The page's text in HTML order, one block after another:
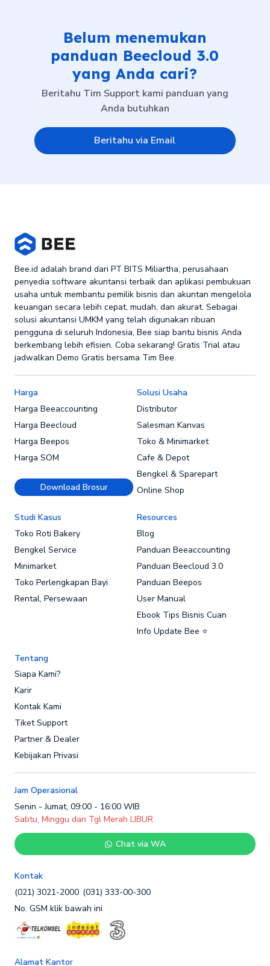
Belum menemukan
panduan Beecloud 3.0
yang Anda cari?
Beritahu Tim Support kami panduan yang
Anda butuhkan
Beritahu via Email
Bee.id adalah brand dari PT BITS Miliartha, perusahaan
penyedia software akuntansi terbaik dan aplikasi pembukuan
usaha untuk membantu pemilik bisnis dan akuntan mengelola
keuangan secara lebih cepat, mudah, dan akurat. Sebagai
solusi akuntansi UMKM yang telah digunakan ribuan
pengguna di seluruh Indonesia, Bee siap bantu bisnis Anda
berkembang lebih efisien. Coba sekarang! Gratis Trial atau
jadwalkan Demo Gratis bersama Tim Bee.
Harga
Harga Beeaccounting
Harga Beecloud
Harga Beepos
Harga SOM
Download Brosur
Solusi Usaha
Distributor
Salesman Kanvas
Toko & Minimarket
Cafe & Depot
Bengkel & Sparepart
Online Shop
Studi Kasus
Toko Roti Bakery
Bengkel Service
Minimarket
Toko Perlengkapan Bayi
Rental, Persewaan
Resources
Blog
Panduan Beeaccounting
Panduan Beecloud 3.0
Panduan Beepos
User Manual
Ebook Tips Bisnis Cuan
Info Update Bee ⭐
Tentang
Siapa Kami?
Karir
Kontak Kami
Tiket Support
Partner & Dealer
Kebijakan Privasi
Jam Operasional
Senin - Jumat, 09:00 - 16:00 WIB
Sabtu, Minggu dan Tgl Merah LIBUR
Chat via WA
Kontak
(021) 3021-2000 (031) 333-00-300
No. GSM klik bawah ini
Alamat Kantor